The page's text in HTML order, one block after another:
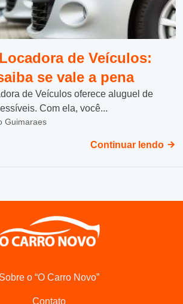
de Veículos:
se vale a pena
de Veículos oferece aluguel de
Com ela, você...
Guimaraes
Continuar lendo
Sobre o “O Carro Novo”
Contato